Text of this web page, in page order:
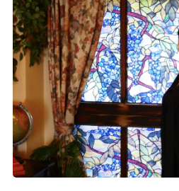
ログイン
LINK
muevoクラウドファンディング
muevoコミュニティ
ぶいクラ！by muevo